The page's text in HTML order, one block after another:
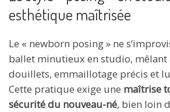
esthétique maîtrisée
Le « newborn posing » ne
ballet minutieux en studio, mêlant
douillets, emmaillotage précis et
Cette pratique exige une maîtrise
sécurité du nouveau-né, bien loin